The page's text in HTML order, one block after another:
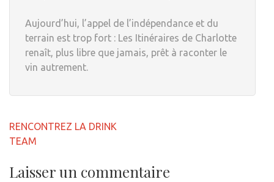
Aujourd’hui, l’appel de l’indépendance et du
terrain est trop fort : Les Itinéraires de Charlotte
renaît, plus libre que jamais, prêt à raconter le
vin autrement.
Navigation
de
RENCONTREZ LA DRINK
TEAM
Laisser un commentaire